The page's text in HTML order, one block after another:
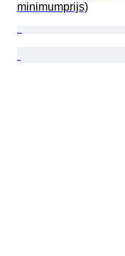
minimumprijs)